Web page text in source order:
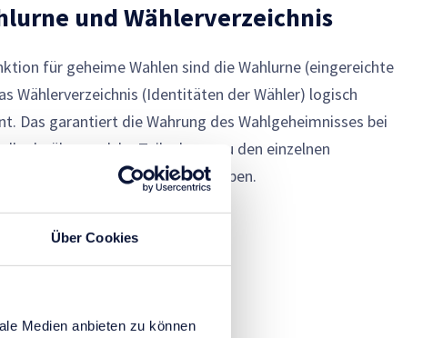
Über Cookies
Medien anbieten zu können
und Wählerverzeichnis
für geheime Wahlen sind die Wahlurne (eingereichte
Wählerverzeichnis (Identitäten der Wähler) logisch
Das garantiert die Wahrung des Wahlgeheimnisses bei
darüber, welche Teilnehmer zu den einzelnen
einen Stimmzettel abgegeben haben.